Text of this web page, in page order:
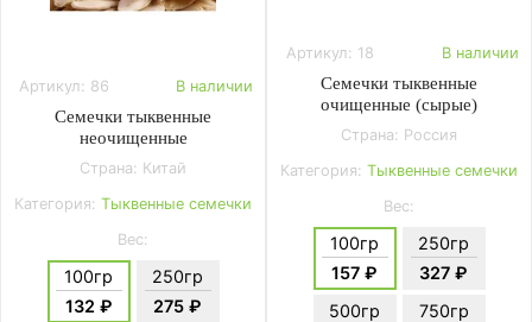
Артикул: 86 В наличии
Семечки тыквенные
неочищенные
Страна: Китай
Категория: Тыквенные семечки
Вес:
100гр
132 ₽
250гр
275 ₽
Артикул: 18 В наличии
Семечки тыквенные
очищенные (сырые)
Страна: Россия
Категория: Тыквенные семечки
Вес:
100гр
157 ₽
250гр
327 ₽
500гр
750гр